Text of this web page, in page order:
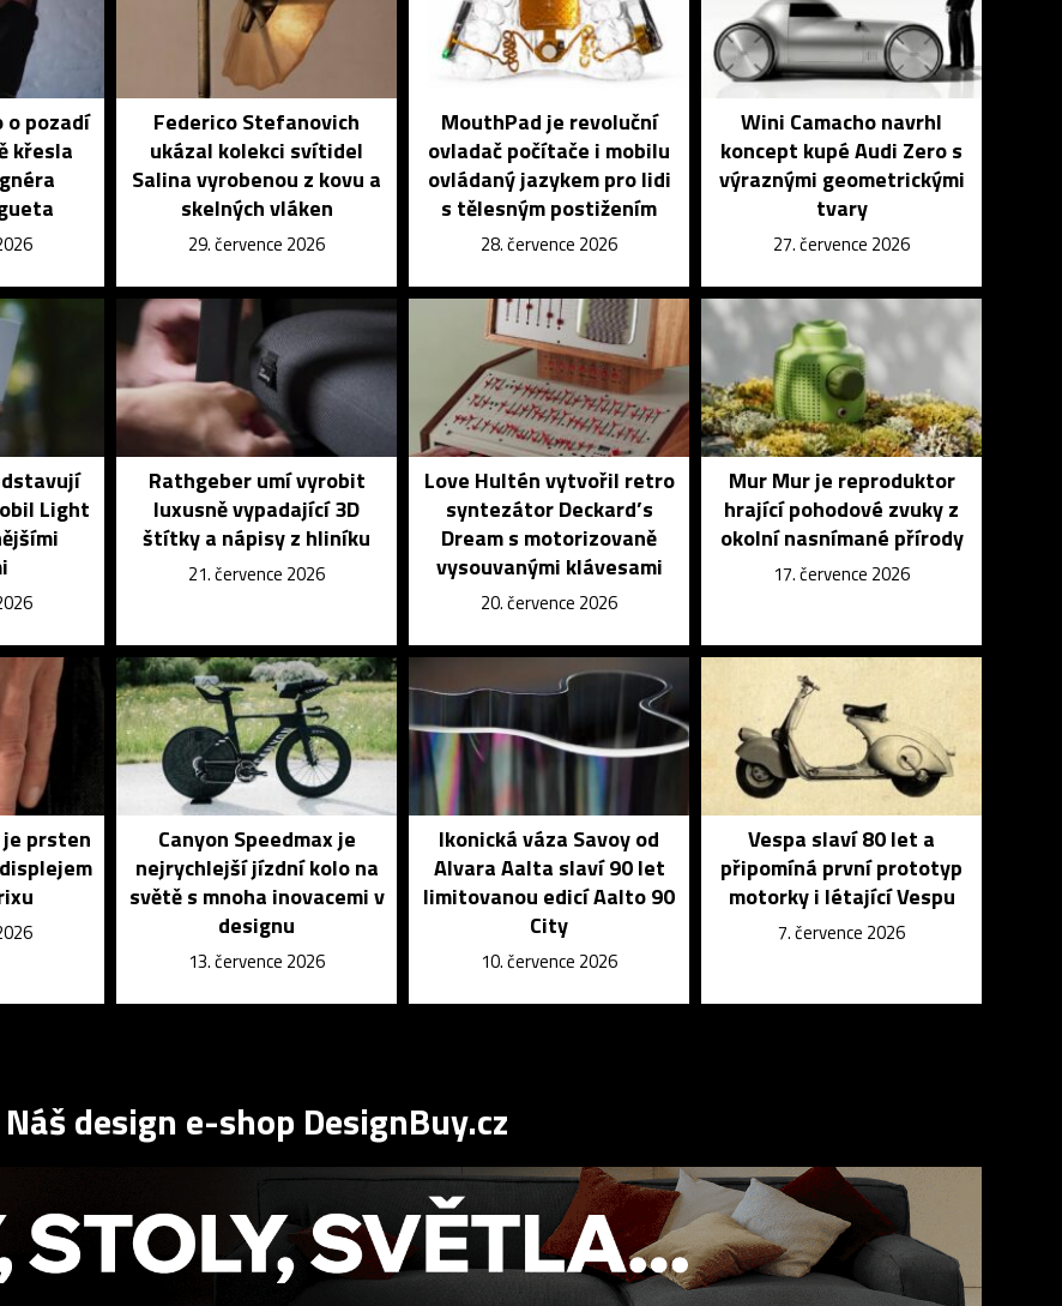
o pozadí
křesla
Federico Stefanovich
ukázal kolekci svítidel
Salina vyrobenou z kovu a
skelných vláken
29. července 2026
MouthPad je revoluční
ovladač počítače i mobilu
ovládaný jazykem pro lidi
s tělesným postižením
28. července 2026
Wini Camacho navrhl
koncept kupé Audi Zero s
výraznými geometrickými
tvary
27. července 2026
Light
Rathgeber umí vyrobit
luxusně vypadající 3D
štítky a nápisy z hliníku
21. července 2026
Love Hultén vytvořil retro
syntezátor Deckard’s
Dream s motorizovaně
vysouvanými klávesami
20. července 2026
Mur Mur je reproduktor
hrající pohodové zvuky z
okolní nasnímané přírody
17. července 2026
prsten
Canyon Speedmax je
nejrychlejší jízdní kolo na
světě s mnoha inovacemi v
designu
13. července 2026
Ikonická váza Savoy od
Alvara Aalta slaví 90 let
limitovanou edicí Aalto 90
City
10. července 2026
Vespa slaví 80 let a
připomíná první prototyp
motorky i létající Vespu
7. července 2026
Náš design e-shop DesignBuy.cz